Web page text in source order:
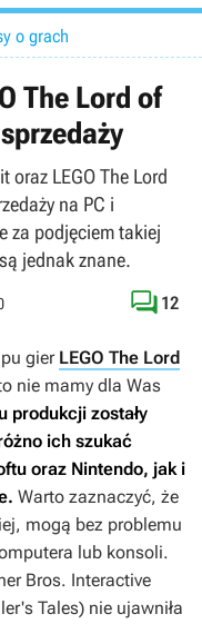
o grach
The Lord of
oraz LEGO The Lord
na PC i
za podjęciem takiej
jednak znane.
 12
gier LEGO The Lord
nie mamy dla Was
produkcji zostały
ich szukać
oraz Nintendo, jak i
Warto zaznaczyć, że
mogą bez problemu
lub konsoli.
Bros. Interactive
Tales) nie ujawniła